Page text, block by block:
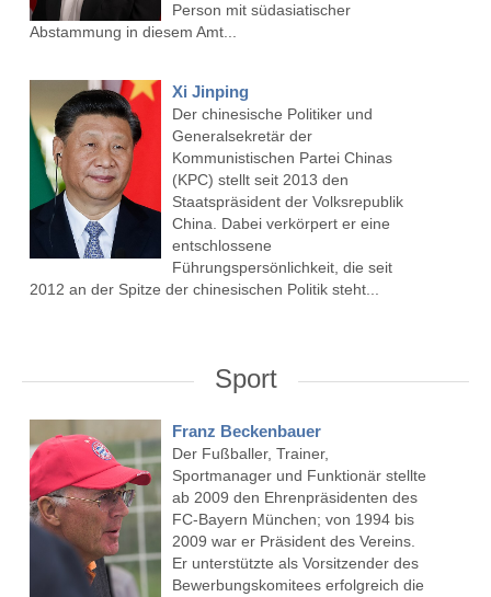
Person mit südasiatischer
Abstammung in diesem Amt...
Xi Jinping
Der chinesische Politiker und
Generalsekretär der
Kommunistischen Partei Chinas
(KPC) stellt seit 2013 den
Staatspräsident der Volksrepublik
China. Dabei verkörpert er eine
entschlossene
Führungspersönlichkeit, die seit
2012 an der Spitze der chinesischen Politik steht...
Sport
Franz Beckenbauer
Der Fußballer, Trainer,
Sportmanager und Funktionär stellte
ab 2009 den Ehrenpräsidenten des
FC-Bayern München; von 1994 bis
2009 war er Präsident des Vereins.
Er unterstützte als Vorsitzender des
Bewerbungskomitees erfolgreich die